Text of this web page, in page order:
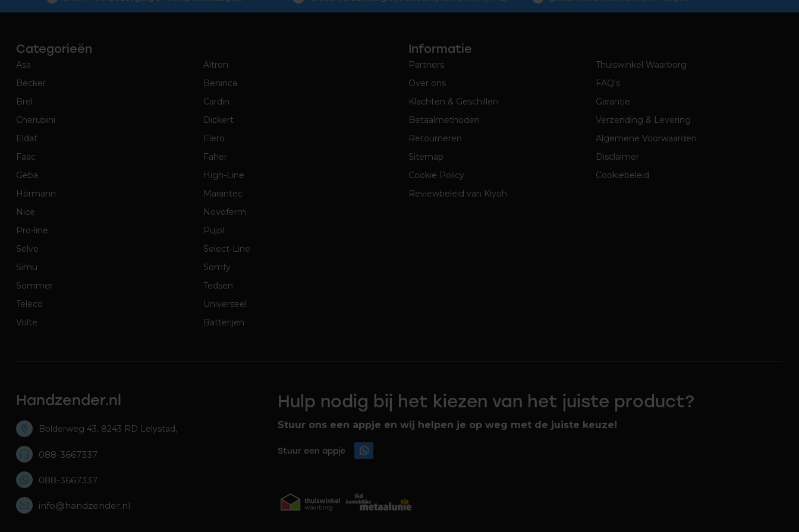
Categorieën
Asa
Altron
Becker
Beninca
Brel
Cardin
Cherubini
Dickert
Eldat
Elero
Faac
Faher
Geba
High-Line
Hörmann
Marantec
Nice
Novoferm
Pro-line
Pujol
Selve
Select-Line
Simu
Somfy
Sommer
Tedsen
Teleco
Universeel
Volte
Batterijen
Informatie
Partners
Thuiswinkel Waarborg
Over ons
FAQ's
Klachten & Geschillen
Garantie
Betaalmethoden
Verzending & Levering
Retourneren
Algemene Voorwaarden
Sitemap
Disclaimer
Cookie Policy
Cookiebeleid
Reviewbeleid van Kiyoh
Handzender.nl
Bolderweg 43, 8243 RD Lelystad,
088-3667337
088-3667337
info@handzender.nl
Hulp nodig bij het kiezen van het juiste product?
Stuur ons een appje en wij helpen je op weg met de juiste keuze!
Stuur een appje